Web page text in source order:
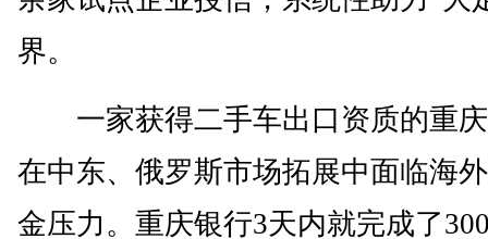
界。
一家获得二手车出口资质的重庆
在中东、俄罗斯市场拓展中面临海
金压力。重庆银行3天内就完成了